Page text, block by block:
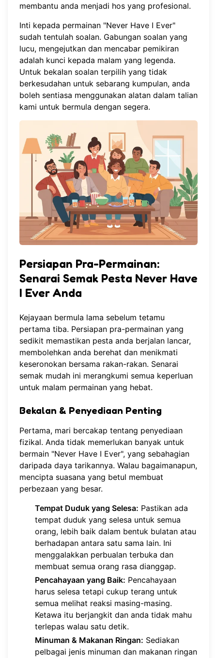
membantu anda menjadi hos yang profesional.
Inti kepada permainan "Never Have I Ever"
sudah tentulah soalan. Gabungan soalan yang
lucu, mengejutkan dan mencabar pemikiran
adalah kunci kepada malam yang legenda.
Untuk bekalan soalan terpilih yang tidak
berkesudahan untuk sebarang kumpulan, anda
boleh sentiasa menggunakan alatan dalam talian
kami untuk bermula dengan segera.
Persiapan Pra-Permainan:
Senarai Semak Pesta Never Have
I Ever Anda
Kejayaan bermula lama sebelum tetamu
pertama tiba. Persiapan pra-permainan yang
sedikit memastikan pesta anda berjalan lancar,
membolehkan anda berehat dan menikmati
keseronokan bersama rakan-rakan. Senarai
semak mudah ini merangkumi semua keperluan
untuk malam permainan yang hebat.
Bekalan & Penyediaan Penting
Pertama, mari bercakap tentang penyediaan
fizikal. Anda tidak memerlukan banyak untuk
bermain "Never Have I Ever", yang sebahagian
daripada daya tarikannya. Walau bagaimanapun,
mencipta suasana yang betul membuat
perbezaan yang besar.
Tempat Duduk yang Selesa: Pastikan ada
tempat duduk yang selesa untuk semua
orang, lebih baik dalam bentuk bulatan atau
berhadapan antara satu sama lain. Ini
menggalakkan perbualan terbuka dan
membuat semua orang rasa dianggap.
Pencahayaan yang Baik: Pencahayaan
harus selesa tetapi cukup terang untuk
semua melihat reaksi masing-masing.
Ketawa itu berjangkit dan anda tidak mahu
terlepas walau satu detik.
Minuman & Makanan Ringan: Sediakan
pelbagai jenis minuman dan makanan ringan